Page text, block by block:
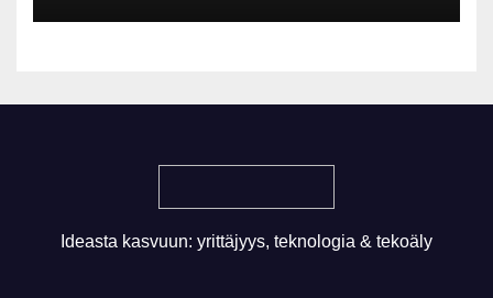
tulevaisuuden gigatehtaan?
Ideasta kasvuun: yrittäjyys, teknologia & tekoäly